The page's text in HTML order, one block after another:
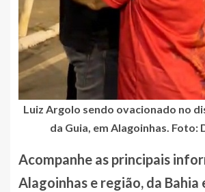
Luiz Argolo sendo ovacionado no
da Guia, em Alagoinhas. Foto:
Acompanhe as principais
Alagoinhas e região, da Bahia